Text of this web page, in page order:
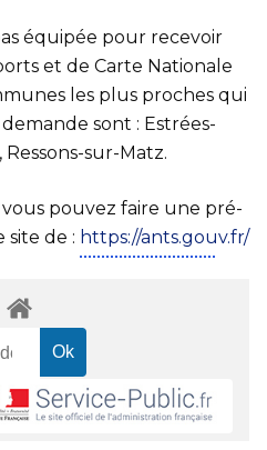
équipée pour recevoir
et de Carte Nationale
les plus proches qui
sont : Estrées-
sur-Matz.
pouvez faire une pré-
site de : https://ants.gouv.fr/